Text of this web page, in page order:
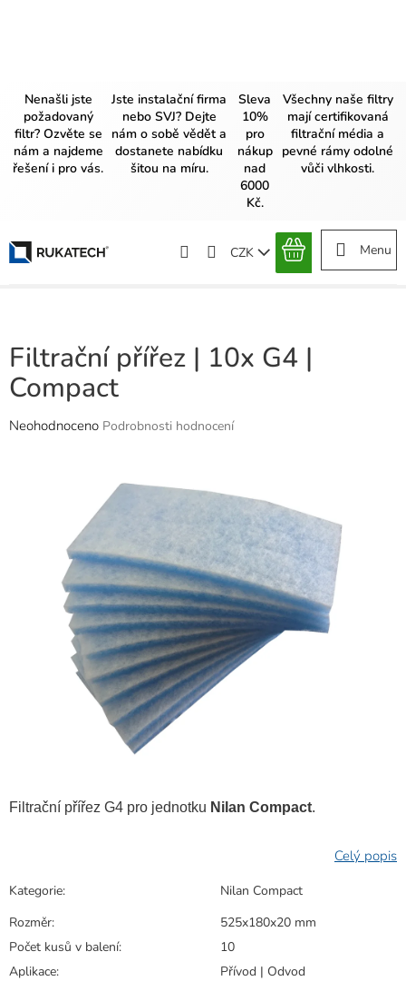
Nenašli jste
požadovaný
filtr? Ozvěte se
nám a najdeme
řešení i pro vás.
Jste instalační firma
nebo SVJ? Dejte
nám o sobě vědět a
dostanete nabídku
šitou na míru.
Sleva
10%
pro
nákup
nad
6000
Kč.
Všechny naše filtry
mají certifikovaná
filtrační média a
pevné rámy odolné
vůči vlhkosti.
CZK
NÁKUPNÍ
Filtrační přířez | 10x G4 |
Compact
Průměrné
Neohodnoceno Podrobnosti hodnocení
Filtrační přířez G4 pro jednotku Nilan Compact.
Kategorie:
Nilan Compact
Rozměr:
525x180x20 mm
Počet kusů v balení:
10
Aplikace:
Přívod | Odvod